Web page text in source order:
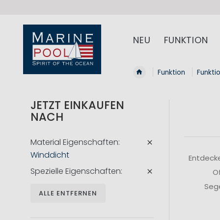
NEU FUNKTION
Funktion
JETZT EINKAUFEN
NACH
Material Eigenschaften
Winddicht
Spezielle Eigenschaften
ALLE ENTFERNEN